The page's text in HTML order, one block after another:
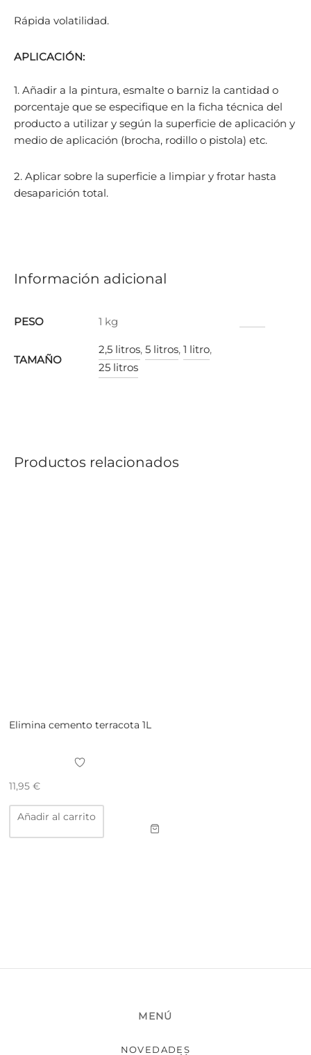
Rápida volatilidad.
APLICACIÓN:
1. Añadir a la pintura, esmalte o barniz la cantidad o
porcentaje que se especifique en la ficha técnica del
producto a utilizar y según la superficie de aplicación y
medio de aplicación (brocha, rodillo o pistola) etc.
2. Aplicar sobre la superficie a limpiar y frotar hasta
desaparición total.
Información adicional
PESO 1 kg
TAMAÑO
2,5 litros, 5 litros, 1 litro,
25 litros
Productos relacionados
Elimina cemento terracota 1L
11,95 €
Añadir al carrito
MENÚ
NOVEDADES